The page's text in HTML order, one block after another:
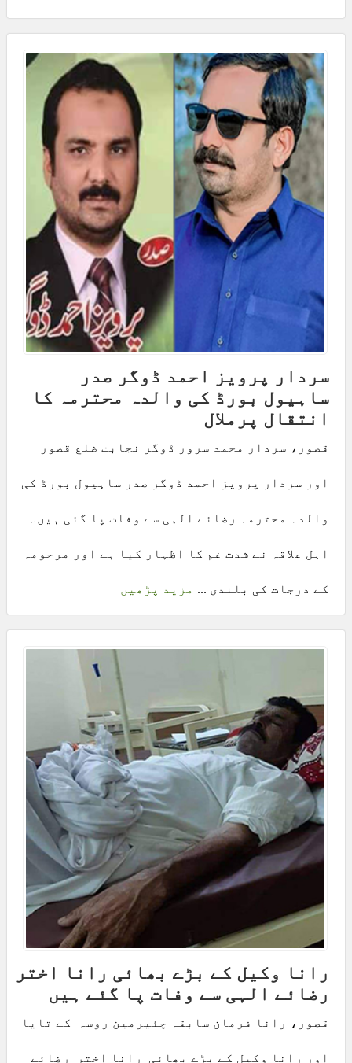
سردار پرویز احمد ڈوگر صدر
ساہیول بورڈ کی والدہ محترمہ کا
انتقال پرملال
قصور، سردار محمد سرور ڈوگر نجابت ضلع قصور
اور سردار پرویز احمد ڈوگر صدر ساہیول بورڈ کی
والدہ محترمہ رضائے الہی سے وفات پا گئی ہیں۔
اہل علاقہ نے شدت غم کا اظہار کیا ہے اور مرحومہ
کے درجات کی بلندی ... مزید پڑھیں
رانا وکیل کے بڑے بھائی رانا اختر
رضائے الہی سے وفات پا گئے ہیں
قصور، رانا فرمان سابقہ چئیرمین روسہ کے تایا
اور رانا وکیل کے بڑے بھائی رانا اختر رضائے